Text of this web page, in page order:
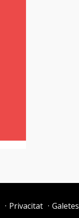
Privacitat Galetes